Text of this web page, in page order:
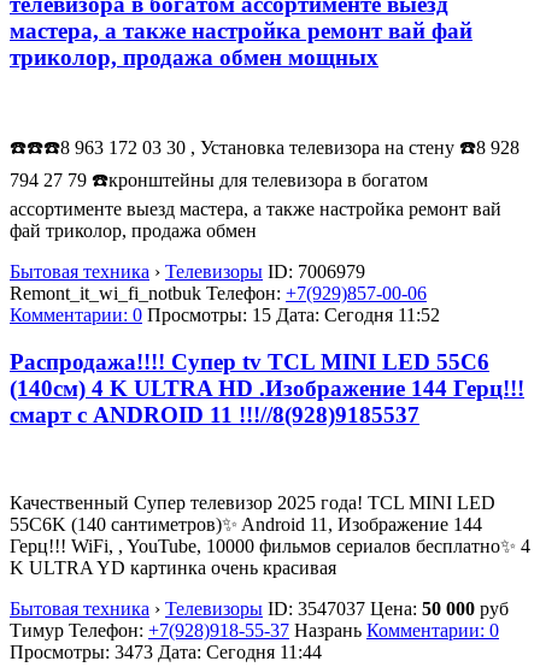
мастера, а также настройка ремонт вай фай
триколор, продажа обмен мощных
☎️☎️☎️8 963 172 03 30 , Установка телевизора на стену ☎️8 928
794 27 79 ☎️кронштейны для телевизора в богатом
ассортименте выезд мастера, а также настройка ремонт вай
фай триколор, продажа обмен
Бытовая техника › Телевизоры ID: 7006979
Remont_it_wi_fi_notbuk Телефон: +7(929)857-00-06
Комментарии: 0 Просмотры: 15 Дата: Сегодня 11:52
Распродажа!!!! Супер tv TCL MINI LED 55С6
(140см) 4 K ULTRA HD .Изображение 144 Герц!!!
смарт с ANDROID 11 !!!//8(928)9185537
Качественный Супер телевизор 2025 года! TCL MINI LED
55C6K (140 cантиметров)✨ Android 11, Изображение 144
Герц!!! WiFi, , YouTube, 10000 фильмов сериалов бесплатно✨ 4
K ULTRA YD картинка очень красивая
Бытовая техника › Телевизоры ID: 3547037 Цена: 50 000 руб
Тимур Телефон: +7(928)918-55-37 Назрань Комментарии: 0
Просмотры: 3473 Дата: Сегодня 11:44